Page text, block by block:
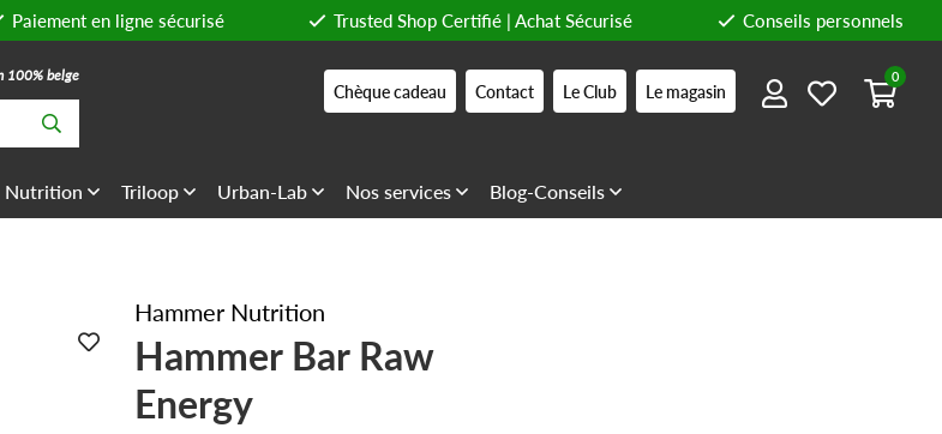
Paiement en ligne sécurisé Trusted Shop Certifié | Achat Sécurisé Conseils personnels
100% belge
Chèque cadeau Contact Le Club Le magasin
0
Nutrition Triloop Urban-Lab Nos services Blog-Conseils
Hammer Nutrition
Hammer Bar Raw
Energy